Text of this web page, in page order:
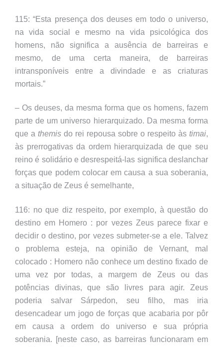
115: “Esta presença dos deuses em todo o universo,
na vida social e mesmo na vida psicológica dos
homens, não significa a ausência de barreiras e
mesmo, de uma certa maneira, de barreiras
intransponíveis entre a divindade e as criaturas
mortais.”
– Os deuses, da mesma forma que os homens, fazem
parte de um universo hierarquizado. Da mesma forma
que a themis do rei repousa sobre o respeito às timai,
às prerrogativas da ordem hierarquizada de que seu
reino é solidário e desrespeitá-las significa deslanchar
forças que podem colocar em causa a sua soberania,
a situação de Zeus é semelhante,
116: no que diz respeito, por exemplo, à questão do
destino em Homero : por vezes Zeus parece fixar e
decidir o destino, por vezes submeter-se a ele. Talvez
o problema esteja, na opinião de Vernant, mal
colocado : Homero não conhece um destino fixado de
uma vez por todas, a margem de Zeus ou das
potências divinas, que são livres para agir. Zeus
poderia salvar Sárpedon, seu filho, mas iria
desencadear um jogo de forças que acabaria por pôr
em causa a ordem do universo e sua própria
soberania. [neste caso, as barreiras funcionaram em